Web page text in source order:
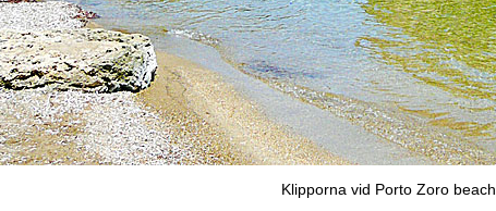
Klipporna vid Porto Zoro beach.